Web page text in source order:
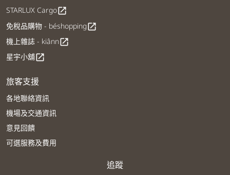
STARLUX Cargoopen_in_new
免稅品購物 - béshoppingopen_in_new
機上雜誌 - kiânnopen_in_new
星宇小舖open_in_new
旅客支援
各地聯絡資訊
機場及交通資訊
意見回饋
可選服務及費用
追蹤